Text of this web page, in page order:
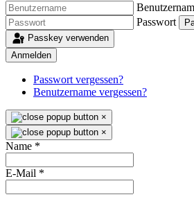
Passwort
Passkey verwenden
Anmelden
Passwort vergessen?
Benutzername vergessen?
×
×
Name *
E-Mail *